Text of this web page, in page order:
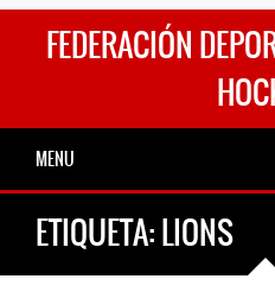
FEDERACIÓN
MENU
ETIQUETA:LIONS